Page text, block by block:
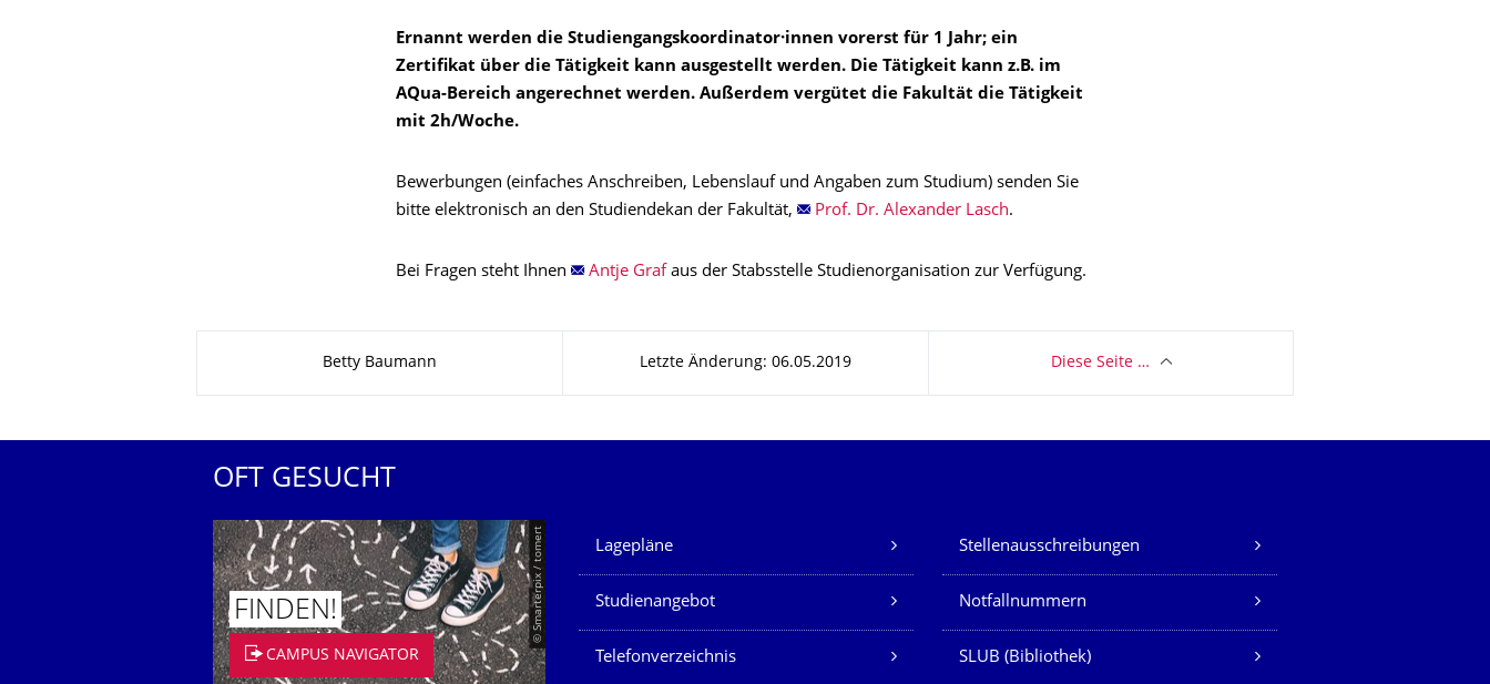
Ernannt werden die Studiengangskoordinator·innen vorerst für 1 Jahr; ein
Zertifikat über die Tätigkeit kann ausgestellt werden. Die Tätigkeit kann z.B. im
AQua-Bereich angerechnet werden. Außerdem vergütet die Fakultät die Tätigkeit
mit 2h/Woche.
Bewerbungen (einfaches Anschreiben, Lebenslauf und Angaben zum Studium) senden Sie
bitte elektronisch an den Studiendekan der Fakultät, Prof. Dr. Alexander Lasch.
Bei Fragen steht Ihnen Antje Grafaus der Stabsstelle Studienorganisation zur Verfügung.
Betty Baumann Letzte Änderung: 06.05.2019 Diese Seite …
OFT GESUCHT
© Smarterpix / tomert
FINDEN!
CAMPUS NAVIGATOR
Unsere Dienste
Lagepläne Stellenausschreibungen
Studienangebot Notfallnummern
Telefonverzeichnis SLUB (Bibliothek)